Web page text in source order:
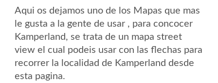
Aqui os dejamos uno de los Mapas que mas
le gusta a la gente de usar , para concocer
Kamperland, se trata de un mapa street
view el cual podeis usar con las flechas para
recorrer la localidad de Kamperland desde
esta pagina.